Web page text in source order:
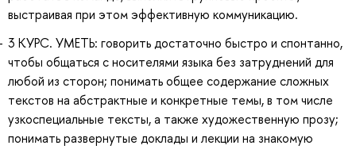
выстраивая при этом эффективную коммуникацию.
3 КУРС. УМЕТЬ: говорить достаточно быстро и спонтанно,
чтобы общаться с носителями языка без затруднений для
любой из сторон; понимать общее содержание сложных
текстов на абстрактные и конкретные темы, в том числе
узкоспециальные тексты, а также художественную прозу;
понимать развернутые доклады и лекции на знакомую